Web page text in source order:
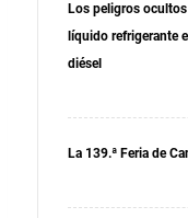
Los peligros
líquido refrigerante
diésel
La 139.ª Feria de